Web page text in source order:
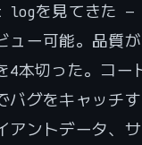
logを見てきた —
ュー可能。品質
4本切った。コー
バグをキャッチ
アントデータ、